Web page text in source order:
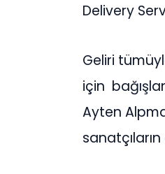
Delivery
Geliri
için
Ayten